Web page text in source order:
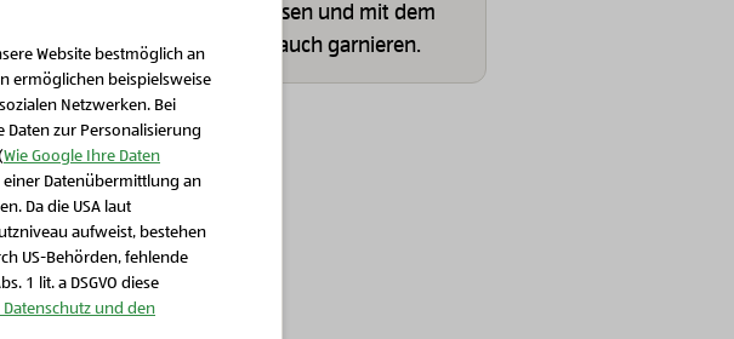
Bio-
Stück
Murauer Bergbauern
Bio-Heumilch
auf einen Teller gleiten lassen und mit dem
und frischem Schnittlauch garnieren.
Sie dieses Feld
Website bestmöglich an
ermöglichen beispielsweise
Netzwerken. Bei
zur Personalisierung
Wie Google Ihre Daten
einer Datenübermittlung an
Da die USA laut
aufweist, bestehen
US-Behörden, fehlende
1 lit. a DSGVO diese
und den